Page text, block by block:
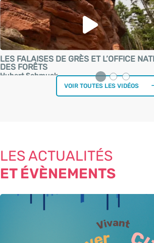
LES FALAISES DE GRÈS ET L’OFFICE
DES FORÊTS
Hubert Schmuck
VOIR TOUTES LES VIDÉOS
LES ACTUALITÉS
ET ÉVÈNEMENTS